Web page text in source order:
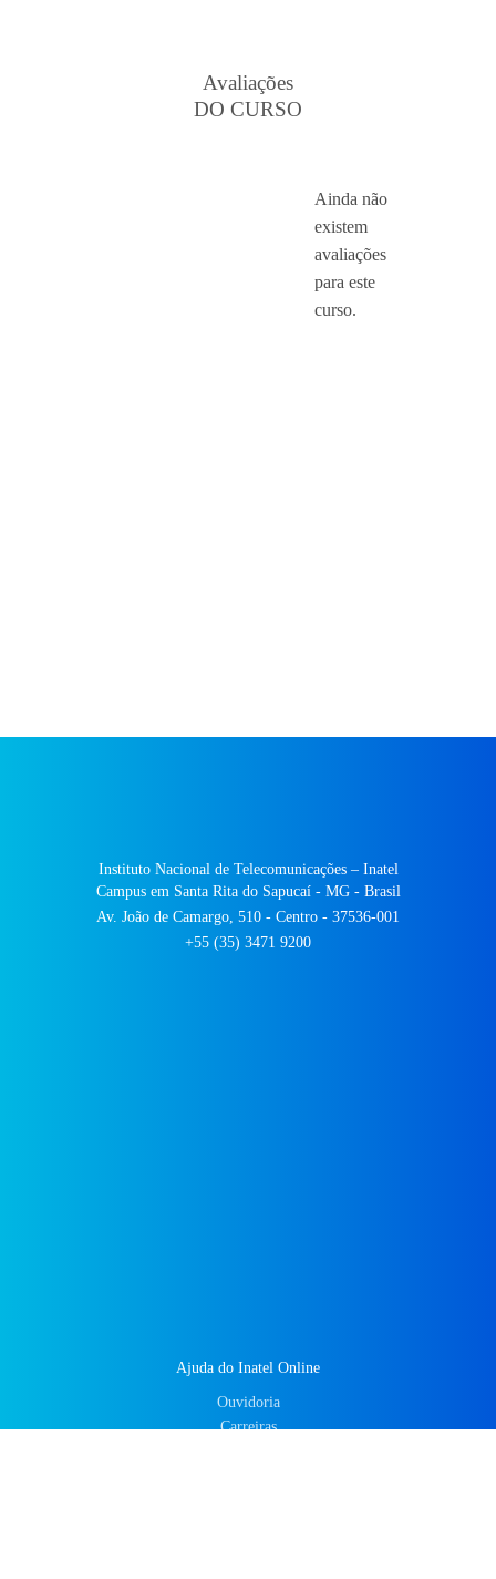
Avaliações
DO CURSO
Ainda não
existem
avaliações
para este
curso.
Instituto Nacional de Telecomunicações – Inatel
Campus em Santa Rita do Sapucaí - MG - Brasil
Av. João de Camargo, 510 - Centro - 37536-001
+55 (35) 3471 9200
Ajuda do Inatel Online
Ouvidoria
Carreiras